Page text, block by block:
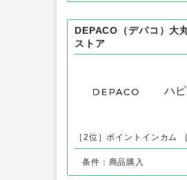
［2位］ワラウ ［3位］ハ
条件：-
DEPACO（デパコ）大
ハ